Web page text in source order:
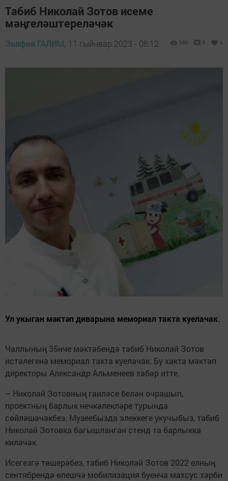
Табиб Николай Зотов исеме
мәңгеләштереләчәк
Зөлфия ГАЛИМ, 11 гыйнвар 2023 - 08:12 980 0 0
Ул укыган мәктәп диварына мемориал такта куелачак.
Чаллының 35нче мәктәбендә табиб Николай Зотов
истәлегенә мемориал такта куелачак. Бу хакта мәктәп
директоры Александр Альменеев хәбәр итте.
– Николай Зотовның гаиләсе белән очрашып,
проектның барлык нечкәлекләре турында
сөйләшәчәкбез. Музеебызда элеккеге укучыбыз, табиб
Николай Зотовка багышланган стенд та барлыкка
киләчәк.
Исегезгә төшерәбез, табиб Николай Зотов 2022 елның
сентябрендә өлешчә мобилизация буенча махсус хәрби